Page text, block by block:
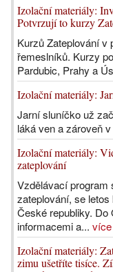
Izolační materiály:
Potvrzují to kurzy
Kurzů Zateplování v
řemeslníků. Kurzy
Pardubic, Prahy a
Izolační materiály:
Jarní sluníčko už
láká ven a zároveň
Izolační materiály:
zateplování
Vzdělávací program
zateplování, se
České republiky.
informacemi a... více
Izolační materiály:
zimu ušetříte tisíce.